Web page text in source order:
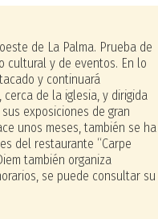
de La Palma. Prueba de
cultural y de eventos. En lo
y continuará
cerca de la iglesia, y dirigida
exposiciones de gran
unos meses, también se ha
del restaurante “Carpe
también organiza
se puede consultar su